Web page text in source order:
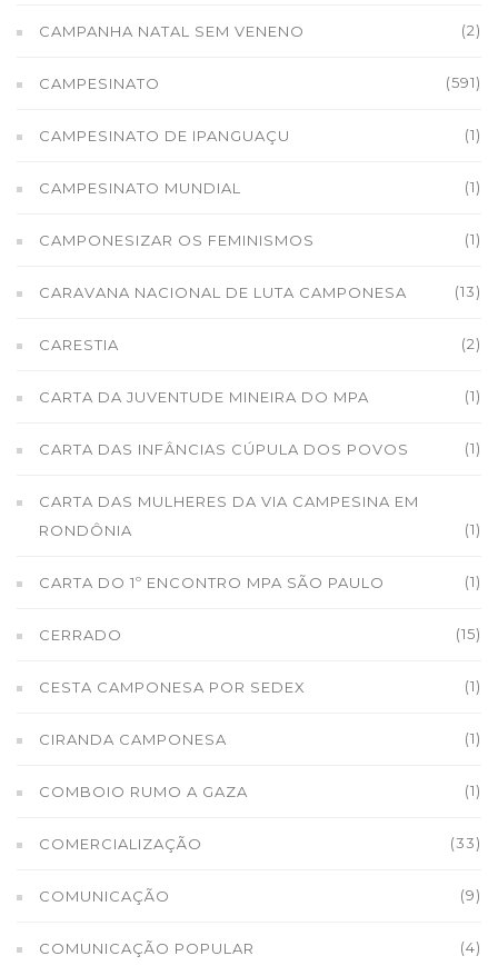
CAMPANHA NATAL SEM VENENO (2)
CAMPESINATO (591)
CAMPESINATO DE IPANGUAÇU (1)
CAMPESINATO MUNDIAL (1)
CAMPONESIZAR OS FEMINISMOS (1)
CARAVANA NACIONAL DE LUTA CAMPONESA (13)
CARESTIA (2)
CARTA DA JUVENTUDE MINEIRA DO MPA (1)
CARTA DAS INFÂNCIAS CÚPULA DOS POVOS (1)
CARTA DAS MULHERES DA VIA CAMPESINA EM
RONDÔNIA
(1)
CARTA DO 1º ENCONTRO MPA SÃO PAULO (1)
CERRADO (15)
CESTA CAMPONESA POR SEDEX (1)
CIRANDA CAMPONESA (1)
COMBOIO RUMO A GAZA (1)
COMERCIALIZAÇÃO (33)
COMUNICAÇÃO (9)
COMUNICAÇÃO POPULAR (4)